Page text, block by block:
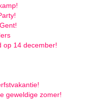
op 14 december!
geweldige zomer!